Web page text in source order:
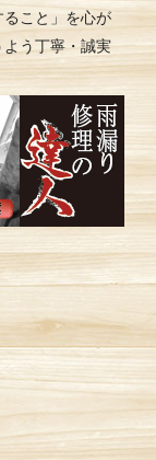
ること」を心が
う丁寧・誠実